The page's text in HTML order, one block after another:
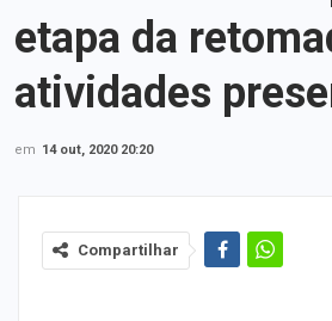
etapa da
atividades
em 14 out, 2020 20:20
Compartilhar